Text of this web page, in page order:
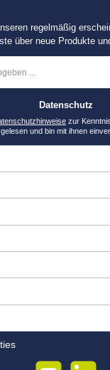
regelmäßig
über neue Produkte
Datenschutz
zur
gelesen und bin mit ihnen